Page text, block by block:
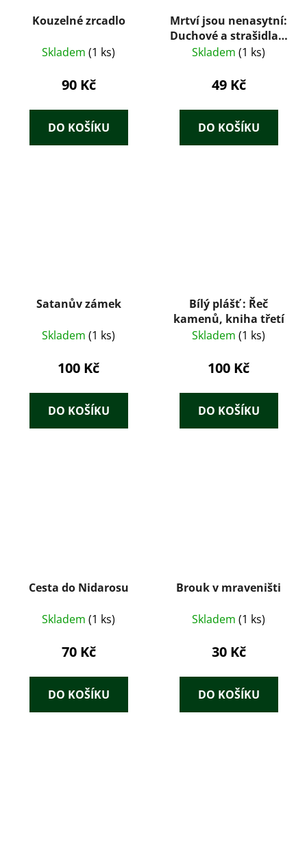
Kouzelné zrcadlo
Skladem (1 ks)
90 Kč
DO KOŠÍKU
Mrtví jsou nenasytní:
Duchové a strašidla v
německé povídce
Skladem (1 ks)
49 Kč
DO KOŠÍKU
Satanův zámek
Skladem (1 ks)
100 Kč
DO KOŠÍKU
Bílý plášť : Řeč
kamenů, kniha třetí
Skladem (1 ks)
100 Kč
DO KOŠÍKU
Cesta do Nidarosu
Skladem (1 ks)
70 Kč
DO KOŠÍKU
Brouk v mraveništi
Skladem (1 ks)
30 Kč
DO KOŠÍKU